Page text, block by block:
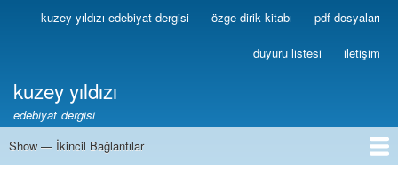
Ana
içeriğe
Birincilkuzey yıldızı edebiyat dergisi özge dirik kitabı pdf dosyaları
duyuru listesi iletişim
kuzey yıldızı
edebiyat dergisi
İkincil
Show — İkincil Bağlantılar